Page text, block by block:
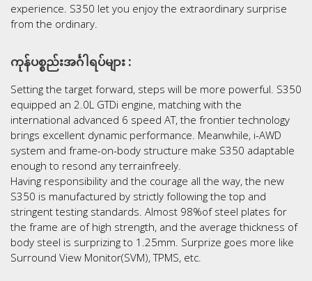
experience. S350 let you enjoy the extraordinary surprise
from the ordinary.
ကုန်ပစ္စည်းအင်္ဂါရပ်များ :
Setting the target forward, steps will be more powerful. S350
equipped an 2.0L GTDi engine, matching with the
international advanced 6 speed AT, the frontier technology
brings excellent dynamic performance. Meanwhile, i-AWD
system and frame-on-body structure make S350 adaptable
enough to resond any terrainfreely.
Having responsibility and the courage all the way, the new
S350 is manufactured by strictly following the top and
stringent testing standards. Almost 98%of steel plates for
the frame are of high strength, and the average thickness of
body steel is surprizing to 1.25mm. Surprize goes more like
Surround View Monitor(SVM), TPMS, etc.